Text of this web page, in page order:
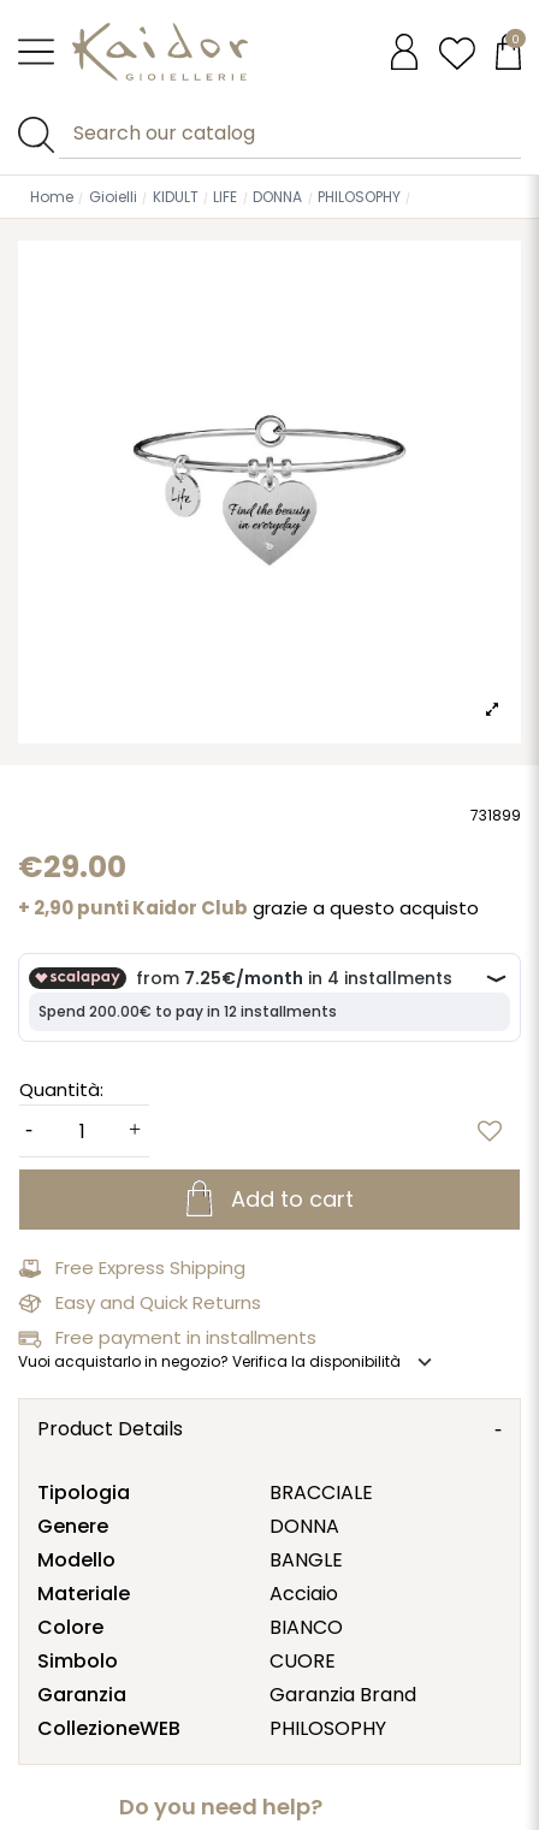
0
Home Gioielli KIDULT LIFE DONNA PHILOSOPHY
731899
€29.00
+ 2,90 punti Kaidor Club grazie a questo acquisto
Quantità:
Add to cart
Free Express Shipping
Easy and Quick Returns
Free payment in installments
Vuoi acquistarlo in negozio? Verifica la disponibilità expand_more
Product Details
Tipologia
BRACCIALE
Genere
DONNA
Modello
BANGLE
Materiale
Acciaio
Colore
BIANCO
Simbolo
CUORE
Garanzia
Garanzia Brand
CollezioneWEB
PHILOSOPHY
Do you need help?